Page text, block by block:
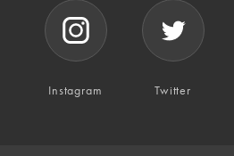
Instagram Twitter